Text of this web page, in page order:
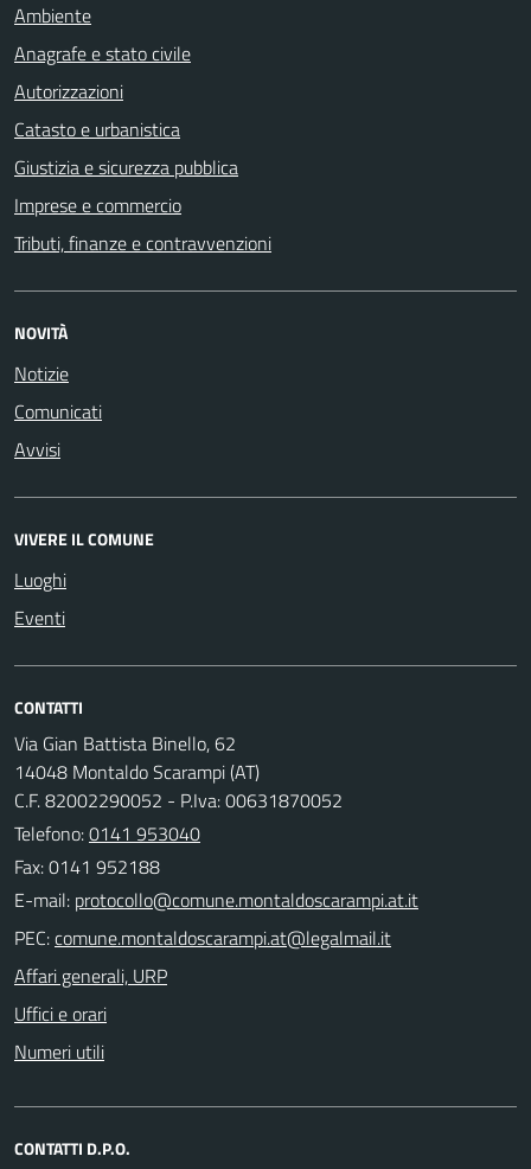
Ambiente
Anagrafe e stato civile
Autorizzazioni
Catasto e urbanistica
Giustizia e sicurezza pubblica
Imprese e commercio
Tributi, finanze e contravvenzioni
NOVITÀ
Notizie
Comunicati
Avvisi
VIVERE IL COMUNE
Luoghi
Eventi
CONTATTI
Via Gian Battista Binello, 62
14048 Montaldo Scarampi (AT)
C.F. 82002290052 - P.Iva: 00631870052
Telefono:0141 953040
Fax: 0141 952188
E-mail:
PEC:
Affari generali, URP
Uffici e orari
Numeri utili
CONTATTI D.P.O.